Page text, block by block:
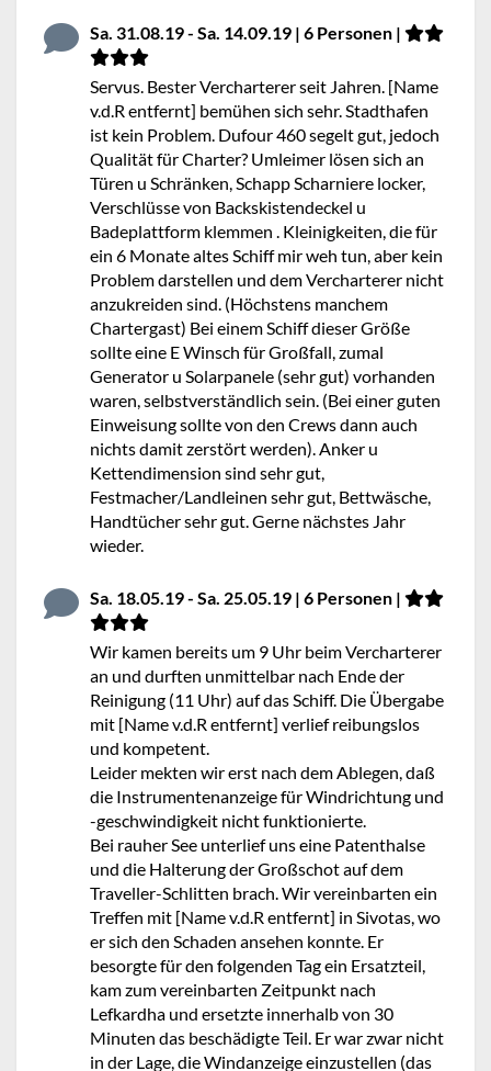
Sa. 31.08.19 - Sa. 14.09.19 | 6 Personen |
Servus. Bester Vercharterer seit Jahren. [Name
v.d.R entfernt] bemühen sich sehr. Stadthafen
ist kein Problem. Dufour 460 segelt gut, jedoch
Qualität für Charter? Umleimer lösen sich an
Türen u Schränken, Schapp Scharniere locker,
Verschlüsse von Backskistendeckel u
Badeplattform klemmen . Kleinigkeiten, die für
ein 6 Monate altes Schiff mir weh tun, aber kein
Problem darstellen und dem Vercharterer nicht
anzukreiden sind. (Höchstens manchem
Chartergast) Bei einem Schiff dieser Größe
sollte eine E Winsch für Großfall, zumal
Generator u Solarpanele (sehr gut) vorhanden
waren, selbstverständlich sein. (Bei einer guten
Einweisung sollte von den Crews dann auch
nichts damit zerstört werden). Anker u
Kettendimension sind sehr gut,
Festmacher/Landleinen sehr gut, Bettwäsche,
Handtücher sehr gut. Gerne nächstes Jahr
wieder.
Sa. 18.05.19 - Sa. 25.05.19 | 6 Personen |
Wir kamen bereits um 9 Uhr beim Vercharterer
an und durften unmittelbar nach Ende der
Reinigung (11 Uhr) auf das Schiff. Die Übergabe
mit [Name v.d.R entfernt] verlief reibungslos
und kompetent.
Leider mekten wir erst nach dem Ablegen, daß
die Instrumentenanzeige für Windrichtung und
-geschwindigkeit nicht funktionierte.
Bei rauher See unterlief uns eine Patenthalse
und die Halterung der Großschot auf dem
Traveller-Schlitten brach. Wir vereinbarten ein
Treffen mit [Name v.d.R entfernt] in Sivotas, wo
er sich den Schaden ansehen konnte. Er
besorgte für den folgenden Tag ein Ersatzteil,
kam zum vereinbarten Zeitpunkt nach
Lefkardha und ersetzte innerhalb von 30
Minuten das beschädigte Teil. Er war zwar nicht
in der Lage, die Windanzeige einzustellen (das